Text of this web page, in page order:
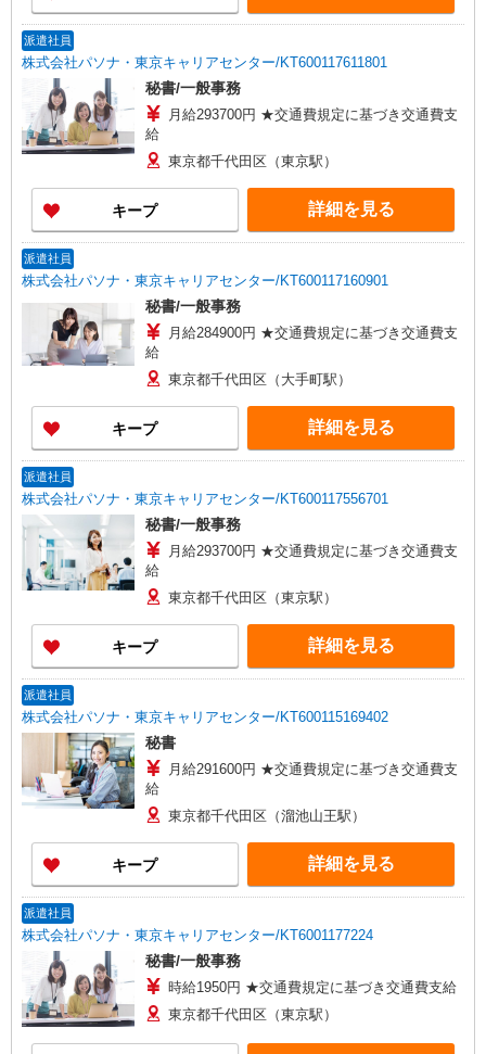
派遣社員
株式会社パソナ・東京キャリアセンター/KT600117611801
秘書/一般事務
月給293700円 ★交通費規定に基づき交通費支
給
東京都千代田区（東京駅）
キープ 詳細を見る
派遣社員
株式会社パソナ・東京キャリアセンター/KT600117160901
秘書/一般事務
月給284900円 ★交通費規定に基づき交通費支
給
東京都千代田区（大手町駅）
キープ 詳細を見る
派遣社員
株式会社パソナ・東京キャリアセンター/KT600117556701
秘書/一般事務
月給293700円 ★交通費規定に基づき交通費支
給
東京都千代田区（東京駅）
キープ 詳細を見る
派遣社員
株式会社パソナ・東京キャリアセンター/KT600115169402
秘書
月給291600円 ★交通費規定に基づき交通費支
給
東京都千代田区（溜池山王駅）
キープ 詳細を見る
派遣社員
株式会社パソナ・東京キャリアセンター/KT6001177224
秘書/一般事務
時給1950円 ★交通費規定に基づき交通費支給
東京都千代田区（東京駅）